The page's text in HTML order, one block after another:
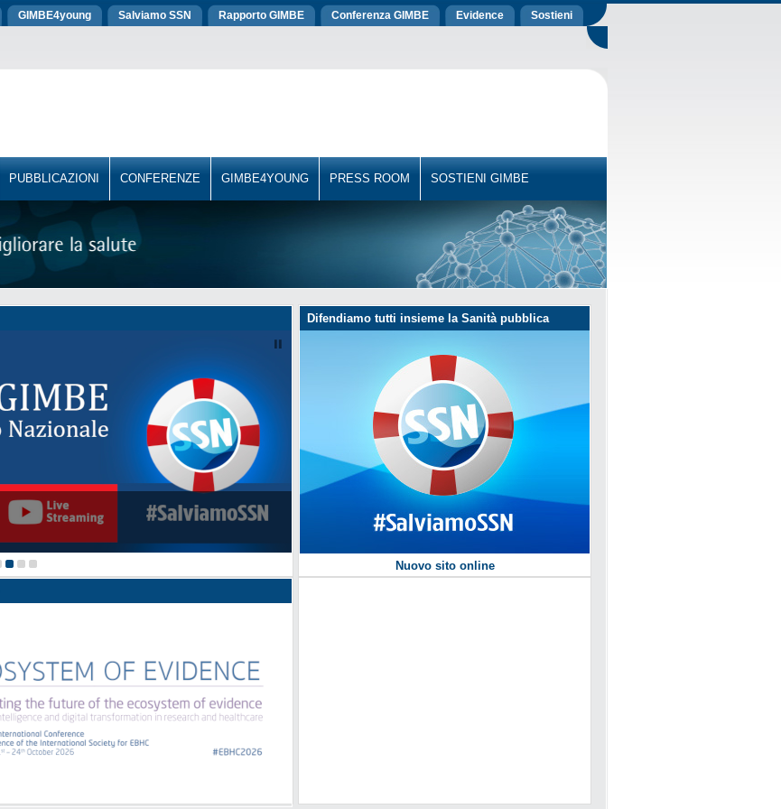
GIMBE4young Salviamo SSN Rapporto GIMBE Conferenza GIMBE Evidence Sostieni
PUBBLICAZIONI CONFERENZE GIMBE4YOUNG PRESS ROOM SOSTIENI GIMBE
Il Presidente Cartabellotta ricevuto al Quirinale dal Presidente Mattarella
Difendiamo tutti insieme la Sanità pubblica
Nuovo sito online